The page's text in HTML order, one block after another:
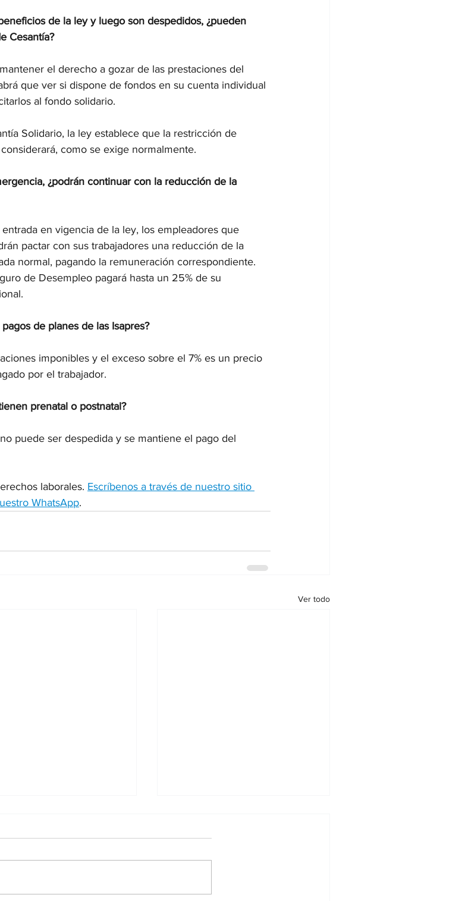
de la ley y luego son despedidos, ¿pueden
Cesantía?
el derecho a gozar de las prestaciones del
que ver si dispone de fondos en su cuenta individual
al fondo solidario.
Solidario, la ley establece que la restricción de
como se exige normalmente.
¿podrán continuar con la reducción de la
en vigencia de la ley, los empleadores que
pactar con sus trabajadores una reducción de la
normal, pagando la remuneración correspondiente.
de Desempleo pagará hasta un 25% de su
de planes de las Isapres?
imponibles y el exceso sobre el 7% es un precio
por el trabajador.
prenatal o postnatal?
puede ser despedida y se mantiene el pago del
laborales. Escríbenos a través de nuestro sitio
WhatsApp.
Ver todo